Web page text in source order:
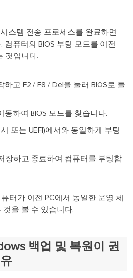
시스템 전송 프로세스를 완료하면
컴퓨터의 BIOS 부팅 모드를 이전
것입니다.
하고 F2 / F8 / Del을 눌러 BIOS로 들
동하여 BIOS 모드를 찾습니다.
또는 UEFI)에서와 동일하게 부팅
장하고 종료하여 컴퓨터를 부팅합
터가 이전 PC에서 동일한 운영 체
을 볼 수 있습니다.
백업 및 복원이 권